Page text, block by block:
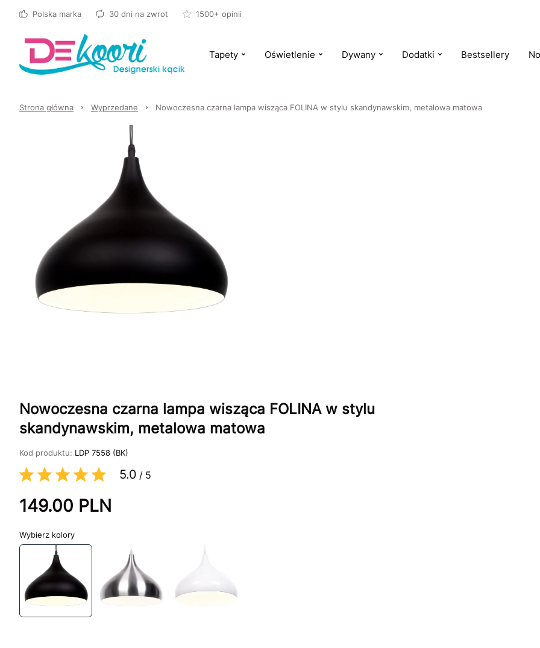
Polska marka 30 dni na zwrot 1500+ opinii
Tapety Oświetlenie Dywany Dodatki Bestsellery
Strona główna Wyprzedane Nowoczesna czarna lampa wisząca FOLINA w stylu skandynawskim, metalowa matowa
Nowoczesna czarna lampa wisząca FOLINA w stylu
skandynawskim, metalowa matowa
Kod produktu: LDP 7558 (BK)
5.0 / 5
149.00 PLN
kolory